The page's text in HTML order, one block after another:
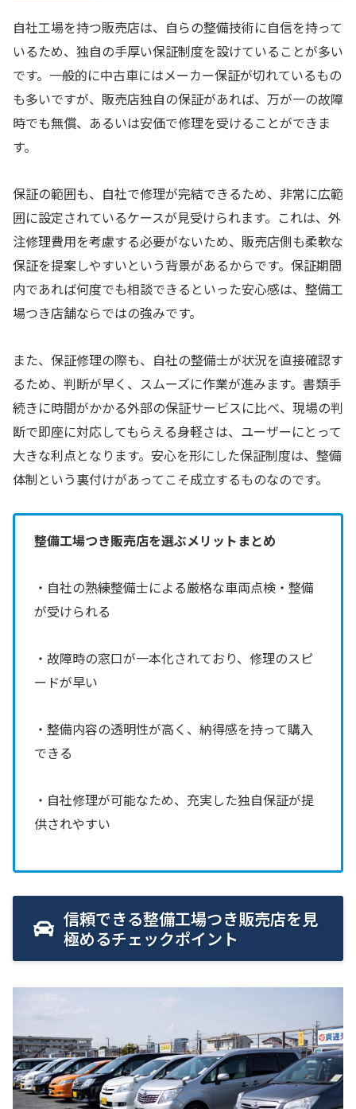
自社工場を持つ販売店は、自らの整備技術に自信を持って
いるため、独自の手厚い保証制度を設けていることが多い
です。一般的に中古車にはメーカー保証が切れているもの
も多いですが、販売店独自の保証があれば、万が一の故障
時でも無償、あるいは安価で修理を受けることができま
す。
保証の範囲も、自社で修理が完結できるため、非常に広範
囲に設定されているケースが見受けられます。これは、外
注修理費用を考慮する必要がないため、販売店側も柔軟な
保証を提案しやすいという背景があるからです。保証期間
内であれば何度でも相談できるといった安心感は、整備工
場つき店舗ならではの強みです。
また、保証修理の際も、自社の整備士が状況を直接確認す
るため、判断が早く、スムーズに作業が進みます。書類手
続きに時間がかかる外部の保証サービスに比べ、現場の判
断で即座に対応してもらえる身軽さは、ユーザーにとって
大きな利点となります。安心を形にした保証制度は、整備
体制という裏付けがあってこそ成立するものなのです。
整備工場つき販売店を選ぶメリットまとめ
・自社の熟練整備士による厳格な車両点検・整備
が受けられる
・故障時の窓口が一本化されており、修理のスピ
ードが早い
・整備内容の透明性が高く、納得感を持って購入
できる
・自社修理が可能なため、充実した独自保証が提
供されやすい
信頼できる整備工場つき販売店を見
極めるチェックポイント